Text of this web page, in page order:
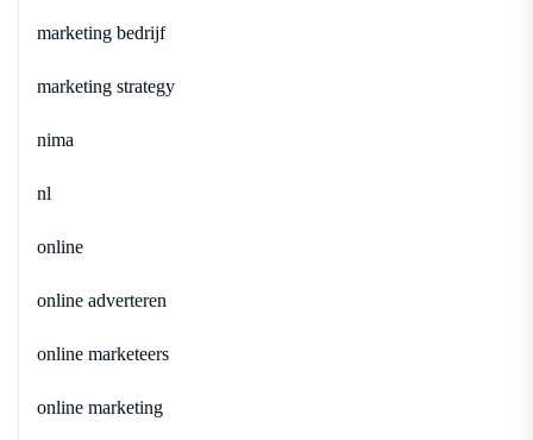
marketing bedrijf
marketing strategy
nima
nl
online
online adverteren
online marketeers
online marketing